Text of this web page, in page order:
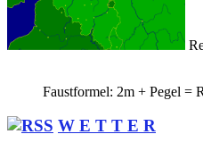
Faustformel: 2m + Pegel =
W E T T E R